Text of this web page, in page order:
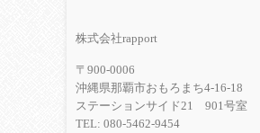
株式会社rapport
〒900-0006
沖縄県那覇市おもろまち4-16-18
ステーションサイド21 901号室
TEL: 080-5462-9454